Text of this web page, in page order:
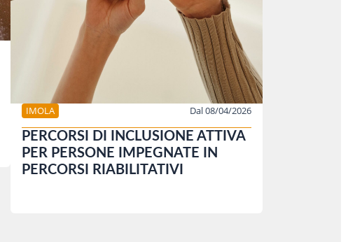
IMOLA Dal 08/04/2026
PERCORSI DI INCLUSIONE ATTIVA
PER PERSONE IMPEGNATE IN
PERCORSI RIABILITATIVI